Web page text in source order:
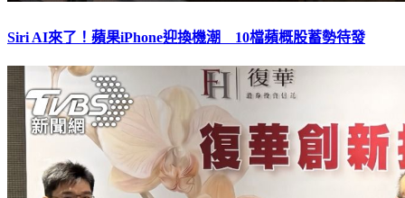
Siri AI來了！蘋果iPhone迎換機潮 10檔蘋概股蓄勢待發